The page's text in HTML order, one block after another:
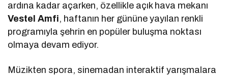
ardına kadar açarken, özellikle açık hava mekanı
Vestel Amfi, haftanın her gününe yayılan renkli
programıyla şehrin en popüler buluşma noktası
olmaya devam ediyor.
Müzikten spora, sinemadan interaktif yarışmalara